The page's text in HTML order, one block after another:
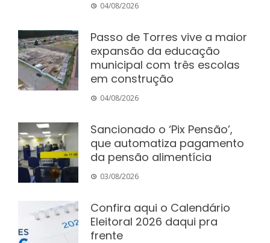
04/08/2026
Passo de Torres vive a maior
expansão da educação
municipal com três escolas
em construção
04/08/2026
Sancionado o ‘Pix Pensão’,
que automatiza pagamento
da pensão alimentícia
03/08/2026
Confira aqui o Calendário
Eleitoral 2026 daqui pra
frente